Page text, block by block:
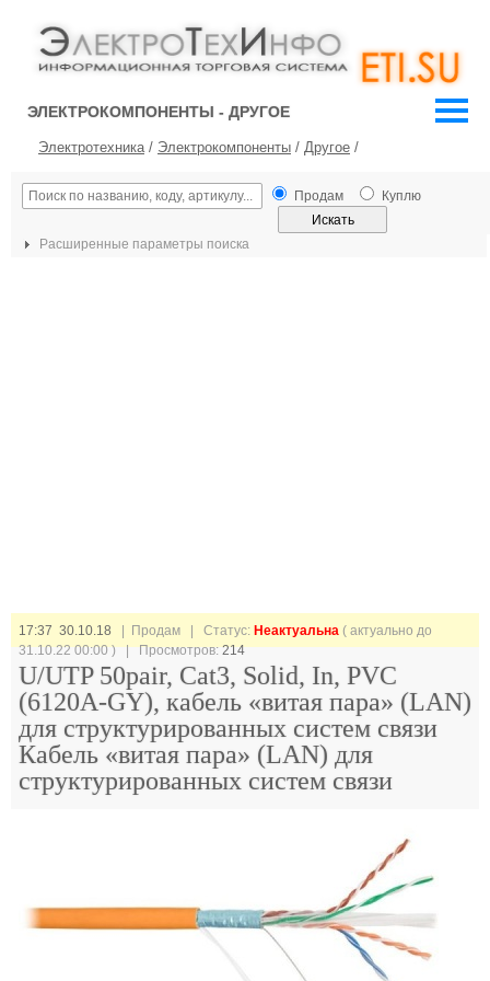
ЭЛЕКТРОКОМПОНЕНТЫ - ДРУГОЕ
Электротехника/ Электрокомпоненты / Другое /
Продам Куплю
Расширенные параметры поиска
17:37 30.10.18 | Продам | Статус: Неактуальна ( актуально до
31.10.22 00:00 ) | Просмотров:214
U/UTP 50pair, Cat3, Solid, In, PVC
(6120A-GY), кабель «витая пара» (LAN)
для структурированных систем связи
Кабель «витая пара» (LAN) для
структурированных систем связи